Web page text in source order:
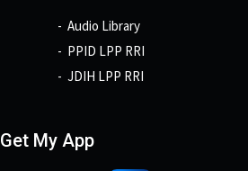
Audio Library
PPID LPP RRI
JDIH LPP RRI
Get My App